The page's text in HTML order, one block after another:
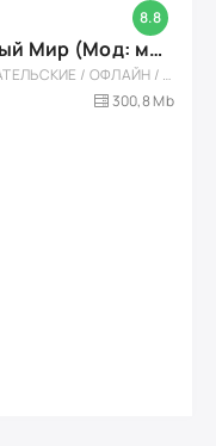
8.8
Toilet Fight Открытый Мир (Мод: много чипов, денег, все открыто, бессмертие, урон, 50+ читов)
АРКАДЫ / ОДНОПОЛЬЗОВАТЕЛЬСКИЕ / ОФЛАЙН / МОД / РОЛЕВЫЕ / ШУТЕРЫ / ОТКРЫТЫЙ МИР / ВСТРОЕННЫЙ КЕШ / 3D / ЭКШЕНЫ / ТУАЛЕТНЫЕ ВОЙНЫ / ДЛЯ ДЕТЕЙ
300,8 Mb